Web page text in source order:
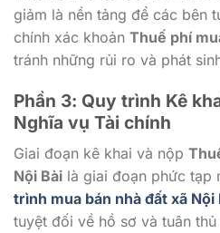
giảm là nền tảng để các bên
chính xác khoản Thuế phí
tránh những rủi ro và phát
Phần 3: Quy trình Kê
Nghĩa vụ Tài chính
Giai đoạn kê khai và nộp
Nội Bài là giai đoạn phức tạp
trình mua bán nhà đất xã Nội
tuyệt đối về hồ sơ và tuân